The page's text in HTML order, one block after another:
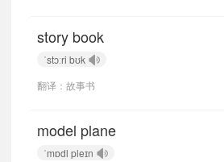
story book
ˈstɔːri bʊk
翻译：故事书
model plane
ˈmɒdl pleɪn